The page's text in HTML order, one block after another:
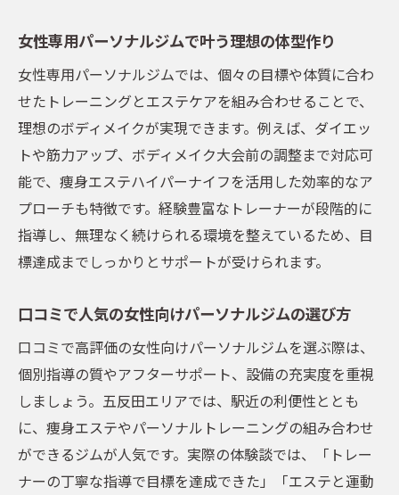
女性専用パーソナルジムで叶う理想の体型作り
女性専用パーソナルジムでは、個々の目標や体質に合わ
せたトレーニングとエステケアを組み合わせることで、
理想のボディメイクが実現できます。例えば、ダイエッ
トや筋力アップ、ボディメイク大会前の調整まで対応可
能で、痩身エステハイパーナイフを活用した効率的なア
プローチも特徴です。経験豊富なトレーナーが段階的に
指導し、無理なく続けられる環境を整えているため、目
標達成までしっかりとサポートが受けられます。
口コミで人気の女性向けパーソナルジムの選び方
口コミで高評価の女性向けパーソナルジムを選ぶ際は、
個別指導の質やアフターサポート、設備の充実度を重視
しましょう。五反田エリアでは、駅近の利便性ととも
に、痩身エステやパーソナルトレーニングの組み合わせ
ができるジムが人気です。実際の体験談では、「トレー
ナーの丁寧な指導で目標を達成できた」「エステと運動